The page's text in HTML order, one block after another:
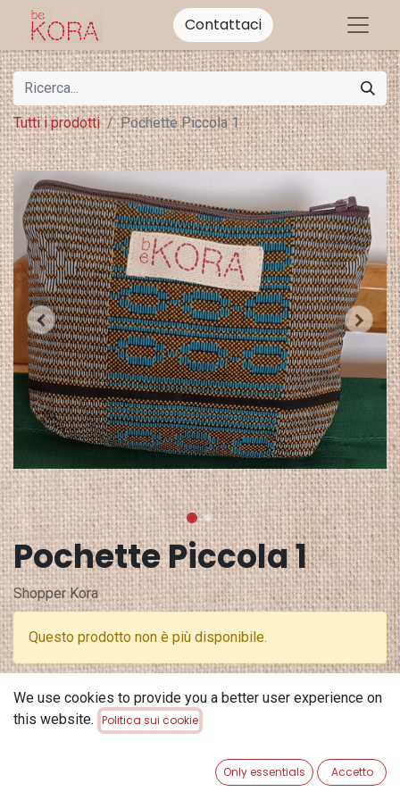
Contattaci
Tutti i prodotti Pochette Piccola 1
Pochette Piccola 1
Shopper Kora
Questo prodotto non è più disponibile.
Terms and Conditions
Garanzia di rimborso di 30 giorni
Spedizione: 2-3 giorni lavorativi
We use cookies to provide you a better user experience on
this website. Politica sui cookie
Only essentials Accetto